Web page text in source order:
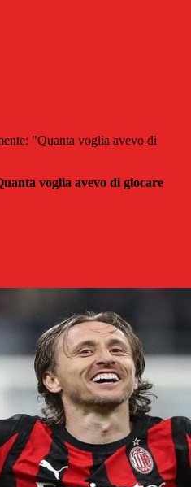
"Quanta voglia avevo di
voglia avevo di giocare